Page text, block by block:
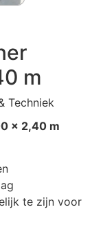
m
Techniek
x 2,40 m
te zijn voor